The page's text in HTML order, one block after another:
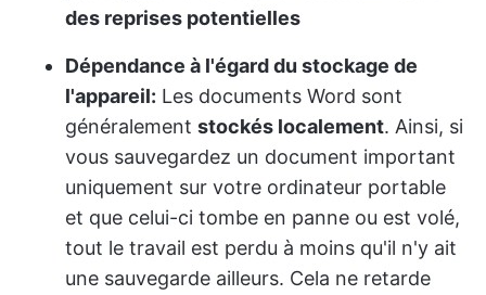
des reprises potentielles
Dépendance à l'égard du stockage de
l'appareil: Les documents Word sont
généralement stockés localement. Ainsi, si
vous sauvegardez un document important
uniquement sur votre ordinateur portable
et que celui-ci tombe en panne ou est volé,
tout le travail est perdu à moins qu'il n'y ait
une sauvegarde ailleurs. Cela ne retarde